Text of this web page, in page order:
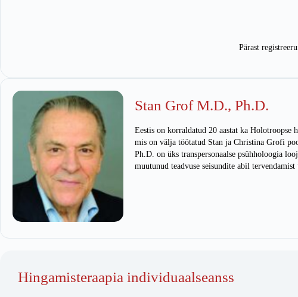
Pärast
Stan Grof M.D., Ph.D.
Eestis on korraldatud 20 aastat ka Holotroopse
mis on välja töötatud Stan ja Christina Grofi
Ph.D. on üks transpersonaalse psühholoogia
muutunud teadvuse seisundite abil tervendamist
Hingamisteraapia individuaalseanss